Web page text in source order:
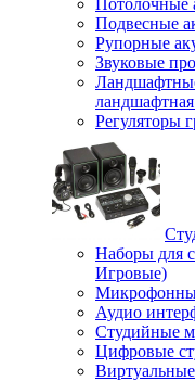
Потолочные
Подвесные
Рупорные
Звуковые
ландшафтная
Регуляторы
Наборы для
Игровые)
Аудио
Студийные
Цифровые